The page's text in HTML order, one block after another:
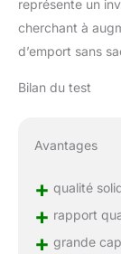
représente un
cherchant à
d’emport sans
Bilan du test
Avantages
+ qualité
+ rapport
+ grande